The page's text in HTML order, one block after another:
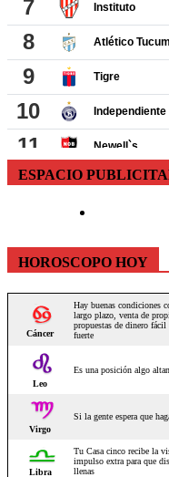
ESPACIO
HOROSCOPO HOY